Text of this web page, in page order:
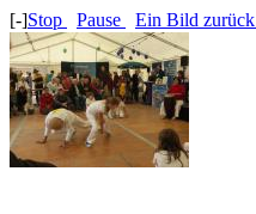
[-]Stop Pause Ein Bild zurück